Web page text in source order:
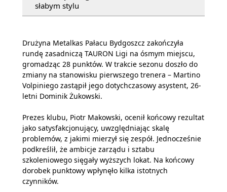
słabym stylu
Drużyna Metalkas Pałacu Bydgoszcz zakończyła
rundę zasadniczą TAURON Ligi na ósmym miejscu,
gromadząc 28 punktów. W trakcie sezonu doszło do
zmiany na stanowisku pierwszego trenera – Martino
Volpiniego zastąpił jego dotychczasowy asystent, 26-
letni Dominik Żukowski.
Prezes klubu, Piotr Makowski, ocenił końcowy rezultat
jako satysfakcjonujący, uwzględniając skalę
problemów, z jakimi mierzył się zespół. Jednocześnie
podkreślił, że ambicje zarządu i sztabu
szkoleniowego sięgały wyższych lokat. Na końcowy
dorobek punktowy wpłynęło kilka istotnych
czynników.